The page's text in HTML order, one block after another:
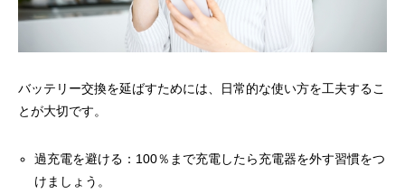
バッテリー交換を延ばすためには、日常的な使い方を工夫するこ
とが大切です。
過充電を避ける：100％まで充電したら充電器を外す習慣をつ
けましょう。